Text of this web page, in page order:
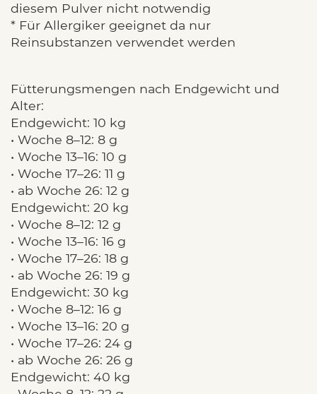
diesem Pulver nicht notwendig
* Für Allergiker geeignet da nur
Reinsubstanzen verwendet werden
Fütterungsmengen nach Endgewicht und
Alter:
Endgewicht: 10 kg
• Woche 8–12: 8 g
• Woche 13–16: 10 g
• Woche 17–26: 11 g
• ab Woche 26: 12 g
Endgewicht: 20 kg
• Woche 8–12: 12 g
• Woche 13–16: 16 g
• Woche 17–26: 18 g
• ab Woche 26: 19 g
Endgewicht: 30 kg
• Woche 8–12: 16 g
• Woche 13–16: 20 g
• Woche 17–26: 24 g
• ab Woche 26: 26 g
Endgewicht: 40 kg